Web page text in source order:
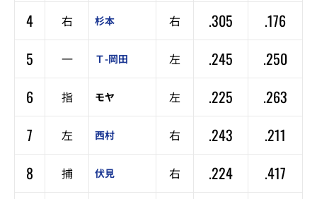
4
右 杉本 右 .305
.176
5
一 Ｔ-岡田 左 .245
.250
6
指 モヤ 左 .225
.263
7
左 西村 右 .243
.211
8
捕 伏見 右 .224
.417